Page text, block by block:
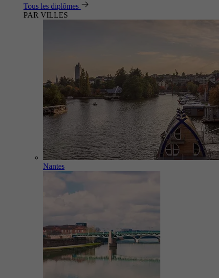
Tous les diplômes
PAR VILLES
Nantes